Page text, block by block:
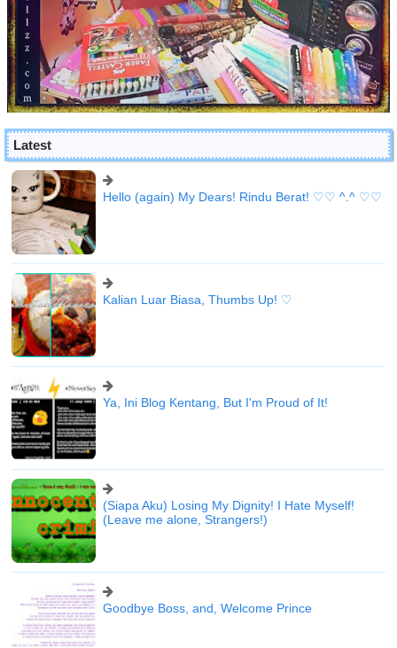
Latest
Hello (again) My Dears! Rindu Berat! ♡♡ ^.^ ♡♡
Kalian Luar Biasa, Thumbs Up! ♡
Ya, Ini Blog Kentang, But I'm Proud of It!
(Siapa Aku) Losing My Dignity! I Hate Myself!
(Leave me alone, Strangers!)
Goodbye Boss, and, Welcome Prince